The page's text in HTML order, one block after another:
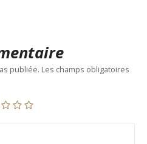
publiée. Les champs obligatoires